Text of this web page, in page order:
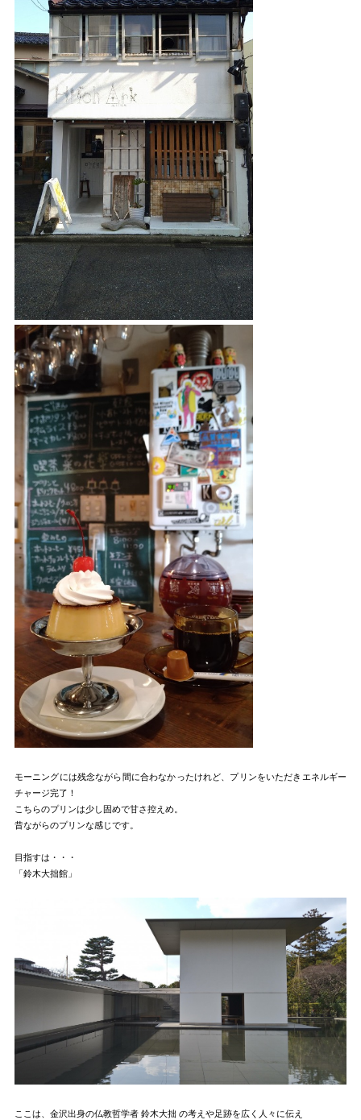
モーニングには残念ながら間に合わなかったけれど、プリンをいただきエネルギー
チャージ完了！
こちらのプリンは少し固めで甘さ控えめ。
昔ながらのプリンな感じです。
目指すは・・・
「鈴木大拙館」
ここは、金沢出身の仏教哲学者 鈴木大拙 の考えや足跡を広く人々に伝え